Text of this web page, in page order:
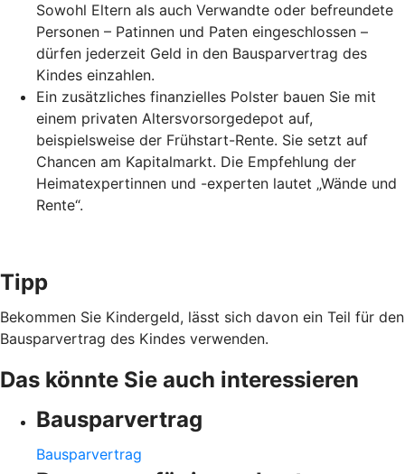
Sowohl Eltern als auch Verwandte oder befreundete
Personen – Patinnen und Paten eingeschlossen –
dürfen jederzeit Geld in den Bausparvertrag des
Kindes einzahlen.
Ein zusätzliches finanzielles Polster bauen Sie mit
einem privaten Altersvorsorgedepot auf,
beispielsweise der Frühstart-Rente. Sie setzt auf
Chancen am Kapitalmarkt. Die Empfehlung der
Heimatexpertinnen und -experten lautet „Wände und
Rente“.
Tipp
Bekommen Sie Kindergeld, lässt sich davon ein Teil für den
Bausparvertrag des Kindes verwenden.
Das könnte Sie auch interessieren
Bausparvertrag
Bausparvertrag